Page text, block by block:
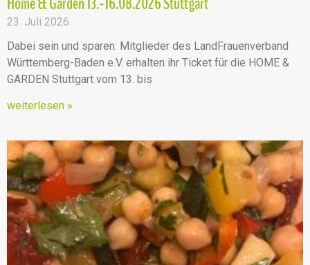
23. Juli 2026
Dabei sein und sparen: Mitglieder des LandFrauenverband
Württemberg-Baden e.V. erhalten ihr Ticket für die HOME &
GARDEN Stuttgart vom 13. bis
weiterlesen »